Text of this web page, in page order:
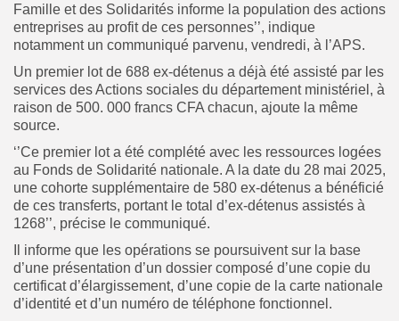
Famille et des Solidarités informe la population des actions
entreprises au profit de ces personnes’’, indique
notamment un communiqué parvenu, vendredi, à l’APS.
Un premier lot de 688 ex-détenus a déjà été assisté par les
services des Actions sociales du département ministériel, à
raison de 500. 000 francs CFA chacun, ajoute la même
source.
‘’Ce premier lot a été complété avec les ressources logées
au Fonds de Solidarité nationale. A la date du 28 mai 2025,
une cohorte supplémentaire de 580 ex-détenus a bénéficié
de ces transferts, portant le total d’ex-détenus assistés à
1268’’, précise le communiqué.
Il informe que les opérations se poursuivent sur la base
d’une présentation d’un dossier composé d’une copie du
certificat d’élargissement, d’une copie de la carte nationale
d’identité et d’un numéro de téléphone fonctionnel.